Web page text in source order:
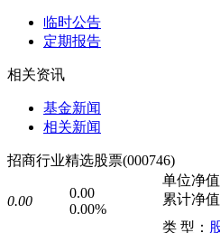
临时公告
定期报告
相关资讯
基金新闻
相关新闻
招商行业精选股票(000746)
0.00
0.00
0.00%
单位净值
累计净值
类 型：